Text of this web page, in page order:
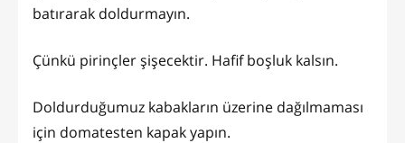
batırarak doldurmayın.
Çünkü pirinçler şişecektir. Hafif boşluk kalsın.
Doldurduğumuz kabakların üzerine dağılmaması
için domatesten kapak yapın.